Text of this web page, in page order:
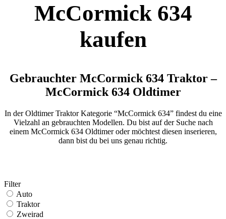
McCormick 634
kaufen
Gebrauchter McCormick 634 Traktor –
McCormick 634 Oldtimer
In der Oldtimer Traktor Kategorie “McCormick 634” findest du eine
Vielzahl an gebrauchten Modellen. Du bist auf der Suche nach
einem McCormick 634 Oldtimer oder möchtest diesen inserieren,
dann bist du bei uns genau richtig.
Filter
Auto
Traktor
Zweirad